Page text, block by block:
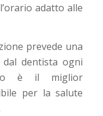
adatto alle
prevede una
dal dentista ogni
è il miglior
per la salute